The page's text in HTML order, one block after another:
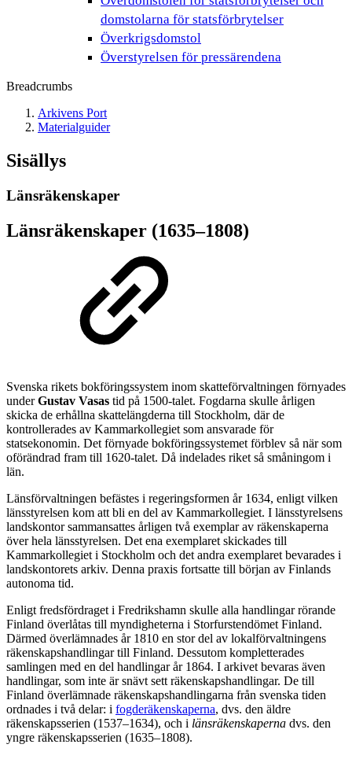
domstolarna för statsförbrytelser
Överkrigsdomstol
Överstyrelsen för pressärendena
Breadcrumbs
Arkivens Port
Materialguider
Sisällys
Länsräkenskaper
Länsräkenskaper (1635–1808)
Svenska rikets bokföringssystem inom skatteförvaltningen förnyades
underGustav Vasas tid på 1500-talet. Fogdarna skulle årligen
skicka de erhållna skattelängderna till Stockholm, där de
kontrollerades av Kammarkollegiet som ansvarade för
statsekonomin. Det förnyade bokföringssystemet förblev så när som
oförändrad fram till 1620-talet. Då indelades riket så småningom i
län.
Länsförvaltningen befästes i regeringsformen år 1634, enligt vilken
länsstyrelsen kom att bli en del av Kammarkollegiet. I länsstyrelsens
landskontor sammansattes årligen två exemplar av räkenskaperna
över hela länsstyrelsen. Det ena exemplaret skickades till
Kammarkollegiet i Stockholm och det andra exemplaret bevarades i
landskontorets arkiv. Denna praxis fortsatte till början av Finlands
autonoma tid.
Enligt fredsfördraget i Fredrikshamn skulle alla handlingar rörande
Finland överlåtas till myndigheterna i Storfurstendömet Finland.
Därmed överlämnades år 1810 en stor del av lokalförvaltningens
räkenskapshandlingar till Finland. Dessutom kompletterades
samlingen med en del handlingar år 1864. I arkivet bevaras även
handlingar, som inte är snävt sett räkenskapshandlingar. De till
Finland överlämnade räkenskapshandlingarna från svenska tiden
ordnades i två delar: i fogderäkenskaperna, dvs. den äldre
räkenskapsserien (1537–1634), och i länsräkenskaperna dvs. den
yngre räkenskapsserien (1635–1808).